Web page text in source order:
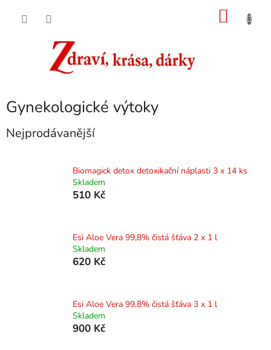
Gynekologické výtoky
Nejprodávanější
Biomagick detox detoxikační náplasti 3 x 14 ks
Skladem
510 Kč
Esi Aloe Vera 99,8% čistá šťáva 2 x 1 l
Skladem
620 Kč
Esi Aloe Vera 99,8% čistá šťáva 3 x 1 l
Skladem
900 Kč